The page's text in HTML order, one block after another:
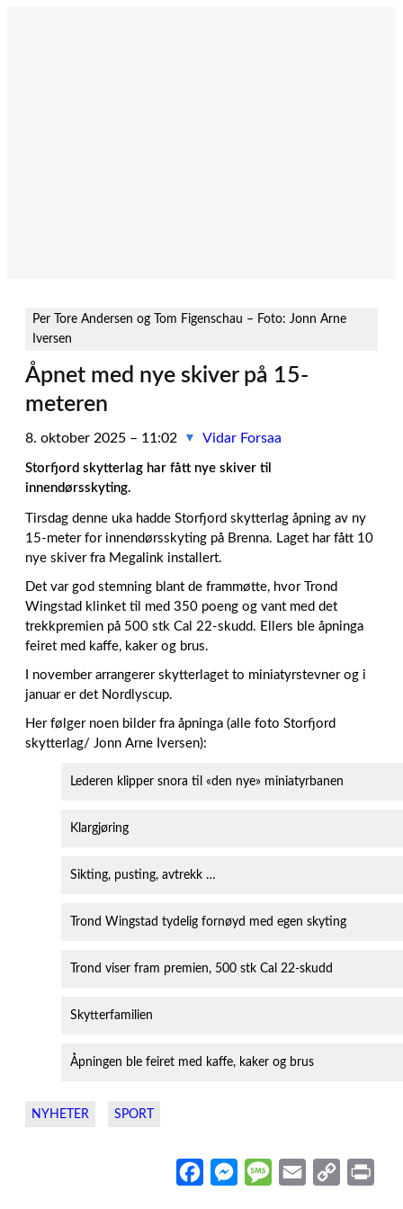
Per Tore Andersen og Tom Figenschau – Foto: Jonn Arne
Iversen
Åpnet med nye skiver på 15-
meteren
8. oktober 2025 – 11:02 ▼ Vidar Forsaa
Storfjord skytterlag har fått nye skiver til
innendørsskyting.
Tirsdag denne uka hadde Storfjord skytterlag åpning av ny
15-meter for innendørsskyting på Brenna. Laget har fått 10
nye skiver fra Megalink installert.
Det var god stemning blant de frammøtte, hvor Trond
Wingstad klinket til med 350 poeng og vant med det
trekkpremien på 500 stk Cal 22-skudd. Ellers ble åpninga
feiret med kaffe, kaker og brus.
I november arrangerer skytterlaget to miniatyrstevner og i
januar er det Nordlyscup.
Her følger noen bilder fra åpninga (alle foto Storfjord
skytterlag/ Jonn Arne Iversen):
Lederen klipper snora til «den nye» miniatyrbanen
Klargjøring
Sikting, pusting, avtrekk …
Trond Wingstad tydelig fornøyd med egen skyting
Trond viser fram premien, 500 stk Cal 22-skudd
Skytterfamilien
Åpningen ble feiret med kaffe, kaker og brus
NYHETER SPORT
M
M